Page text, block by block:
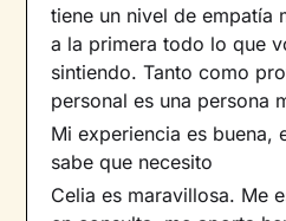
tiene un nivel de empatía
a la primera todo lo que
sintiendo. Tanto como
personal es una persona
Mi experiencia es buena,
sabe que necesito
Celia es maravillosa. Me